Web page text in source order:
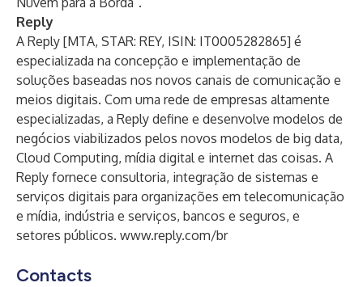
Reply
A Reply [MTA, STAR: REY, ISIN: IT0005282865] é
especializada na concepção e implementação de
soluções baseadas nos novos canais de comunicação e
meios digitais. Com uma rede de empresas altamente
especializadas, a Reply define e desenvolve modelos de
negócios viabilizados pelos novos modelos de big data,
Cloud Computing, mídia digital e internet das coisas. A
Reply fornece consultoria, integração de sistemas e
serviços digitais para organizações em telecomunicação
e mídia, indústria e serviços, bancos e seguros, e
setores públicos. www.reply.com/br
Contacts